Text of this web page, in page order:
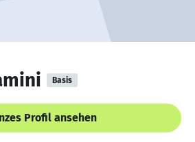
Basis
Profil ansehen